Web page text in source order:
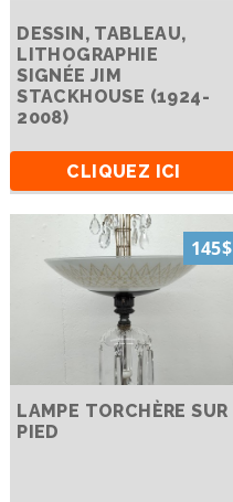
DESSIN, TABLEAU,
LITHOGRAPHIE
SIGNÉE JIM
STACKHOUSE (1924-
2008)
CLIQUEZ ICI
145$
LAMPE TORCHÈRE SUR
PIED